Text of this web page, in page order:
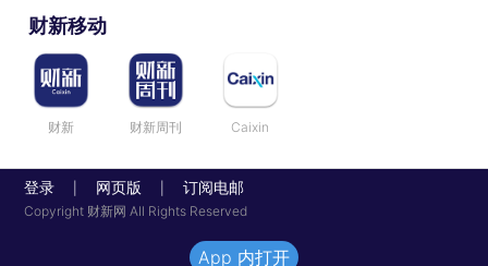
财新移动
财新 财新周刊 Caixin
登录 网页版 订阅电邮
Copyright 财新网 All Rights Reserved
App 内打开